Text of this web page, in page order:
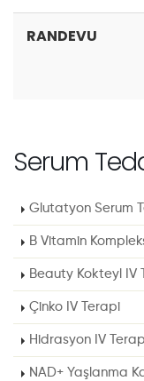
RANDEVU
Serum
Glutatyon Serum
B Vitamin
Beauty Kokteyl IV
Çinko IV Terapi
Hidrasyon IV Terapi
NAD+ Yaşlanma